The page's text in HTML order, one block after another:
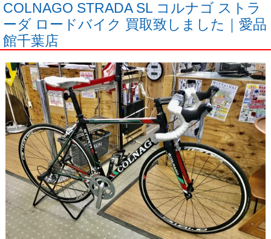
COLNAGO STRADA SL コルナゴ ストラ
ーダ ロードバイク 買取致しました｜愛品
館千葉店